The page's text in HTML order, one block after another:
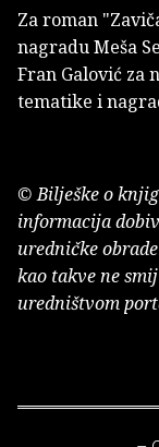
Za roman
nagradu Meša
Fran Galović za
tematike i
© Bilješke o
informacija
uredničke
kao takve ne
uredništvom